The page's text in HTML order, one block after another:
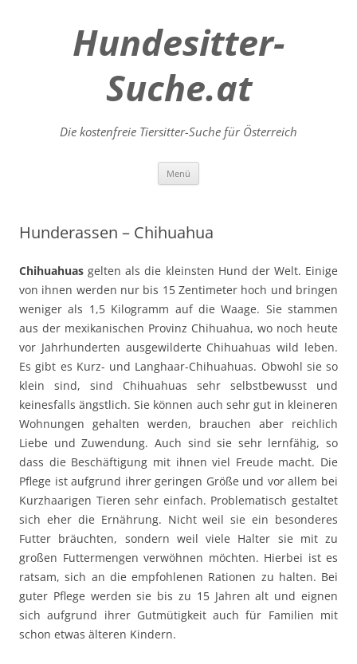
Hundesitter-
Suche.at
Die kostenfreie Tiersitter-Suche für Österreich
Menü
Hunderassen – Chihuahua
Chihuahuas gelten als die kleinsten Hund der Welt. Einige
von ihnen werden nur bis 15 Zentimeter hoch und bringen
weniger als 1,5 Kilogramm auf die Waage. Sie stammen
aus der mexikanischen Provinz Chihuahua, wo noch heute
vor Jahrhunderten ausgewilderte Chihuahuas wild leben.
Es gibt es Kurz- und Langhaar-Chihuahuas. Obwohl sie so
klein sind, sind Chihuahuas sehr selbstbewusst und
keinesfalls ängstlich. Sie können auch sehr gut in kleineren
Wohnungen gehalten werden, brauchen aber reichlich
Liebe und Zuwendung. Auch sind sie sehr lernfähig, so
dass die Beschäftigung mit ihnen viel Freude macht. Die
Pflege ist aufgrund ihrer geringen Größe und vor allem bei
Kurzhaarigen Tieren sehr einfach. Problematisch gestaltet
sich eher die Ernährung. Nicht weil sie ein besonderes
Futter bräuchten, sondern weil viele Halter sie mit zu
großen Futtermengen verwöhnen möchten. Hierbei ist es
ratsam, sich an die empfohlenen Rationen zu halten. Bei
guter Pflege werden sie bis zu 15 Jahren alt und eignen
sich aufgrund ihrer Gutmütigkeit auch für Familien mit
schon etwas älteren Kindern.